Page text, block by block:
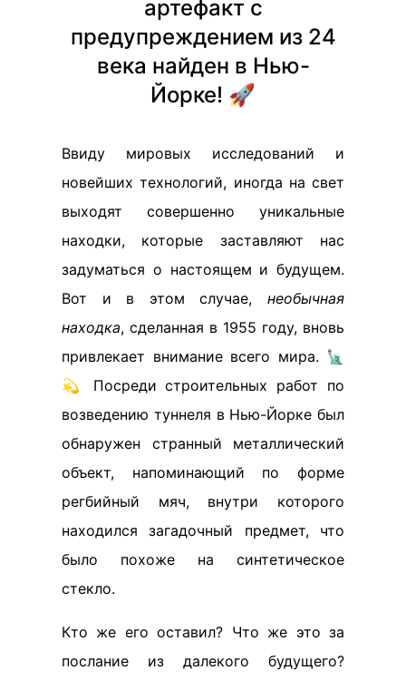
артефакт с
предупреждением из 24
века найден в Нью-
Йорке! 🚀
Ввиду мировых исследований и
новейших технологий, иногда на свет
выходят совершенно уникальные
находки, которые заставляют нас
задуматься о настоящем и будущем.
Вот и в этом случае, необычная
находка, сделанная в 1955 году, вновь
привлекает внимание всего мира. 🗽
💫 Посреди строительных работ по
возведению туннеля в Нью-Йорке был
обнаружен странный металлический
объект, напоминающий по форме
регбийный мяч, внутри которого
находился загадочный предмет, что
было похоже на синтетическое
стекло.
Кто же его оставил? Что же это за
послание из далекого будущего?